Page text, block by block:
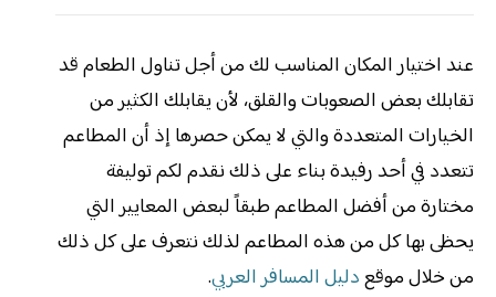
عند اختيار المكان المناسب لك من أجل تناول الطعام قد
تقابلك بعض الصعوبات والقلق، لأن يقابلك الكثير من
الخيارات المتعددة والتي لا يمكن حصرها إذ أن المطاعم
تتعدد في أحد رفيدة بناء على ذلك نقدم لكم توليفة
مختارة من أفضل المطاعم طبقاً لبعض المعايير التي
يحظى بها كل من هذه المطاعم لذلك نتعرف على كل ذلك
من خلال موقعدليل المسافر العربي.